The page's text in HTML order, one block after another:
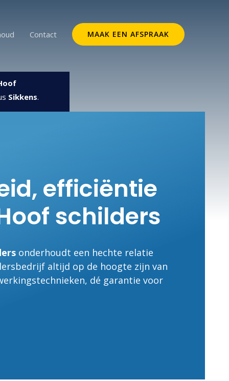
Contact MAAK EEN AFSPRAAK
Sikkens.
efficiëntie
schilders
onderhoudt een hechte relatie
altijd op de hoogte zijn van
dé garantie voor